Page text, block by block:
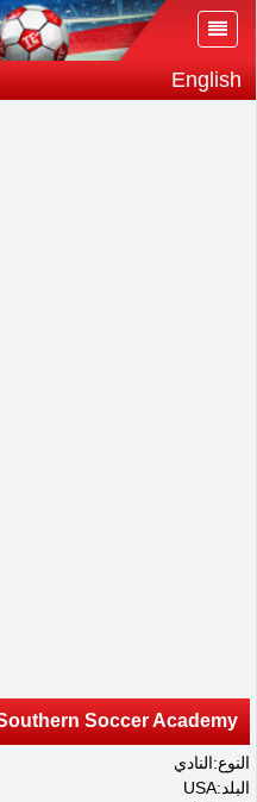
English
Soccer Academy
النوع:النادي
البلد:USA